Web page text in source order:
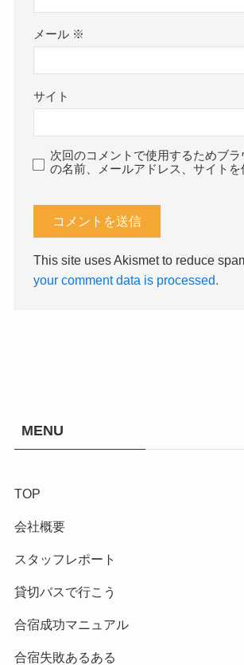
メール ※
サイト
次回のコメントで使用するためブラ
の名前、メールアドレス、サイトを
This site uses Akismet to reduce
your comment data is processed.
MENU
TOP
会社概要
スタッフレポート
貸切バスで行こう
合宿成功マニュアル
合宿失敗あるある